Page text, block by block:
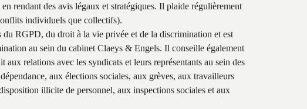
rendant des avis légaux et stratégiques. Il plaide régulièrement
individuels que collectifs).
RGPD, du droit à la vie privée et de la discrimination et est
au sein du cabinet Claeys & Engels. Il conseille également
aux relations avec les syndicats et leurs représentants au sein des
aux élections sociales, aux grèves, aux travailleurs
illicite de personnel, aux inspections sociales et aux